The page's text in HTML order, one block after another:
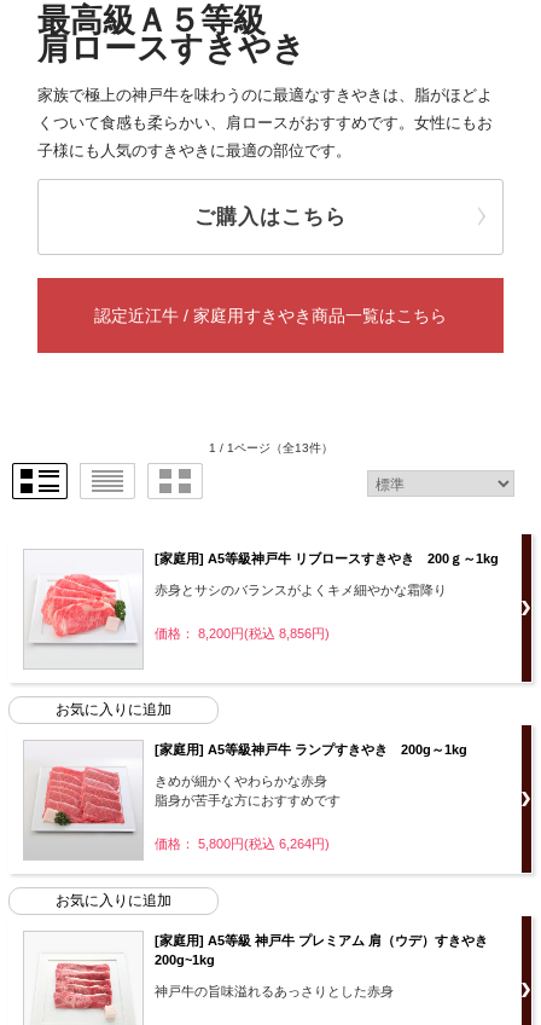
最高級Ａ５等級
肩ロースすきやき
家族で極上の神戸牛を味わうのに最適なすきやきは、脂がほどよ
くついて食感も柔らかい、肩ロースがおすすめです。女性にもお
子様にも人気のすきやきに最適の部位です。
ご購入はこちら
認定近江牛 / 家庭用すきやき商品一覧はこちら
1 / 1ページ （全13件）
[家庭用] A5等級神戸牛 リブロースすきやき 200ｇ～1kg
赤身とサシのバランスがよくキメ細やかな霜降り
価格： 8,200円(税込 8,856円)
[家庭用] A5等級神戸牛 ランプすきやき 200g～1kg
きめが細かくやわらかな赤身
脂身が苦手な方におすすめです
価格： 5,800円(税込 6,264円)
[家庭用] A5等級 神戸牛 プレミアム 肩（ウデ）すきやき
200g~1kg
神戸牛の旨味溢れるあっさりとした赤身